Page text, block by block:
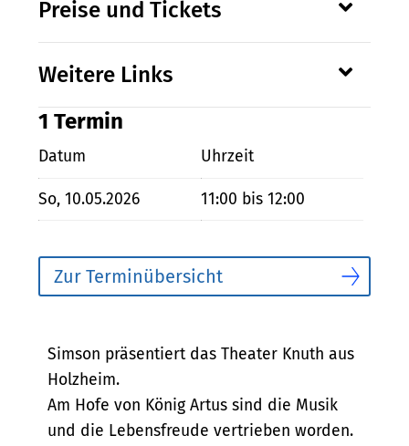
Preise und Tickets
Weitere Links
1 Termin
Datum
So, 10.05.2026
Uhrzeit
11:00 bis 12:00
Zur Terminübersicht
Bescheibung
Simson präsentiert das Theater Knuth aus
Holzheim.
Am Hofe von König Artus sind die Musik
und die Lebensfreude vertrieben worden.